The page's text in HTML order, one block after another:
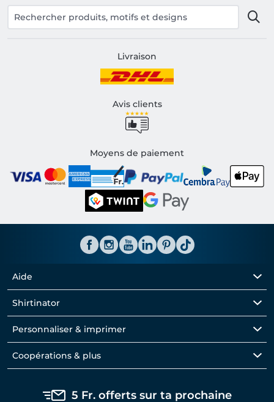
Livraison
Avis clients
Moyens de paiement
Aide
Shirtinator
Personnaliser & imprimer
Coopérations & plus
5 Fr. offerts sur ta prochaine